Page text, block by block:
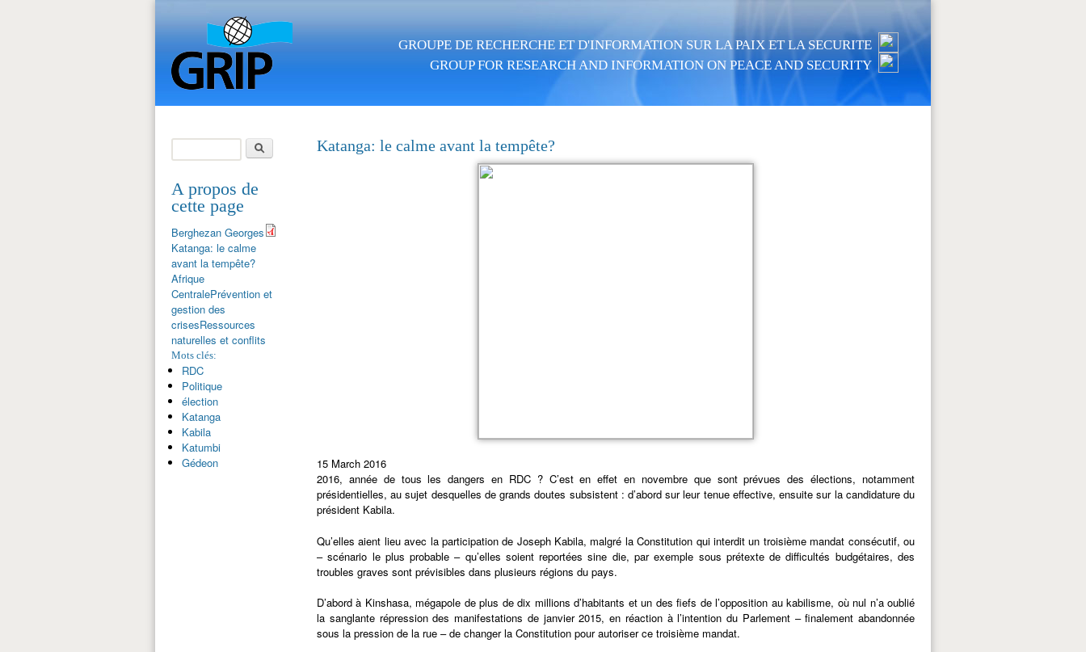
GROUPE DE RECHERCHE ET D'INFORMATION SUR LA PAIX ET LA SECURITE
GROUP FOR RESEARCH AND INFORMATION ON PEACE AND SECURITY
Katanga: le calme avant la tempête?
15 March 2016
2016, année de tous les dangers en RDC ? C’est en effet en novembre que sont prévues des élections, notamment
présidentielles, au sujet desquelles de grands doutes subsistent : d’abord sur leur tenue effective, ensuite sur la candidature du
président Kabila.
Qu’elles aient lieu avec la participation de Joseph Kabila, malgré la Constitution qui interdit un troisième mandat consécutif, ou
– scénario le plus probable – qu’elles soient reportées sine die, par exemple sous prétexte de difficultés budgétaires, des
troubles graves sont prévisibles dans plusieurs régions du pays.
D’abord à Kinshasa, mégapole de plus de dix millions d’habitants et un des fiefs de l’opposition au kabilisme, où nul n’a oublié
la sanglante répression des manifestations de janvier 2015, en réaction à l’intention du Parlement – finalement abandonnée
sous la pression de la rue – de changer la Constitution pour autoriser ce troisième mandat.
Search form
A propos de
cette page
Berghezan Georges
Katanga: le calme
avant la tempête?
Afrique
CentralePrévention et
gestion des
crisesRessources
naturelles et conflits
Mots clés:
RDC
Politique
élection
Katanga
Kabila
Katumbi
Gédeon